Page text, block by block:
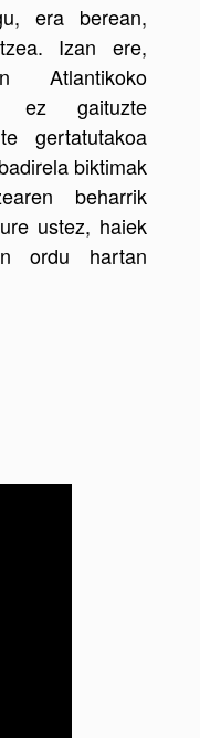
era berean,
Izan ere,
ez gaituzte
gertatutakoa
biktimak
beharrik
ustez, haiek
ordu hartan